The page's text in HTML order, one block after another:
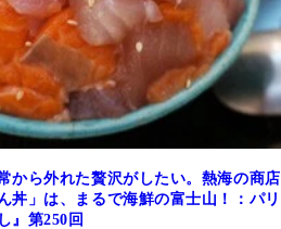
から外れた贅沢がしたい。熱海の商店
丼」は、まるで海鮮の富士山！：パリ
』第250回